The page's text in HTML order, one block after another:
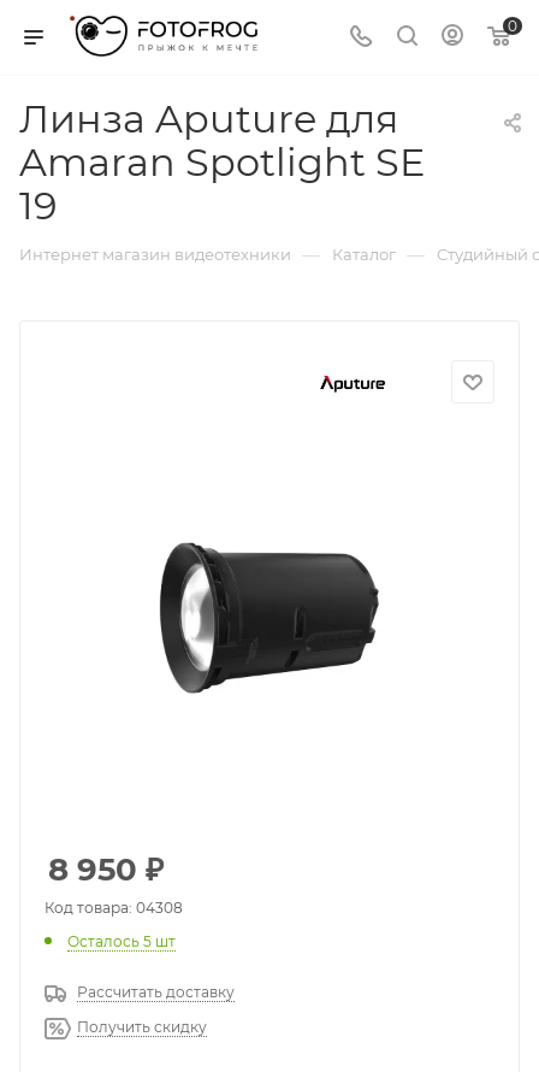
0
Линза Aputure для
Amaran Spotlight SE
19
Интернет магазин видеотехники — Каталог — Студийный
8 950 ₽
Код товара: 04308
Осталось 5 шт
Рассчитать доставку
Получить скидку